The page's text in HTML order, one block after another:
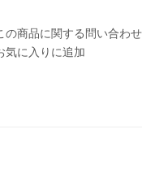
の商品に関する問い合わせ
気に入りに追加